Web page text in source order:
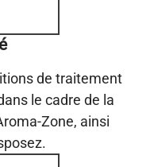
de traitement
le cadre de la
Zone, ainsi